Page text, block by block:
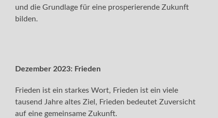
und die Grundlage für eine prosperierende Zukunft
bilden.
Dezember 2023: Frieden
Frieden ist ein starkes Wort, Frieden ist ein viele
tausend Jahre altes Ziel, Frieden bedeutet Zuversicht
auf eine gemeinsame Zukunft.